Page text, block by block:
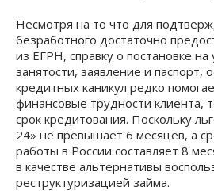
Несмотря на то что для
безработного достаточно
из ЕГРН, справку о постановке на
занятости, заявление и паспорт,
кредитных каникул редко
финансовые трудности клиента,
срок кредитования. Поскольку
24» не превышает 6 месяцев, а
работы в России составляет 8
в качестве альтернативы
реструктуризацией займа.